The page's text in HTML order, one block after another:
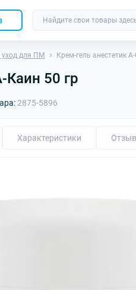
уход для ПМ Крем-гель анестетик
Каин 50 гр
2875-5896
Характеристики